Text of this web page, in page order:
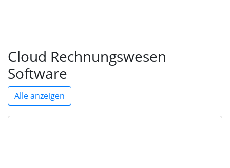
Cloud Rechnungswesen
Software
Alle anzeigen